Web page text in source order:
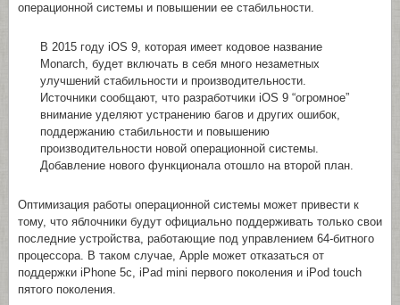
операционной системы и повышении ее стабильности.
В 2015 году iOS 9, которая имеет кодовое название
Monarch, будет включать в себя много незаметных
улучшений стабильности и производительности.
Источники сообщают, что разработчики iOS 9 “огромное”
внимание уделяют устранению багов и других ошибок,
поддержанию стабильности и повышению
производительности новой операционной системы.
Добавление нового функционала отошло на второй план.
Оптимизация работы операционной системы может привести к
тому, что яблочники будут официально поддерживать только свои
последние устройства, работающие под управлением 64-битного
процессора. В таком случае, Apple может отказаться от
поддержки iPhone 5с, iPad mini первого поколения и iPod touch
пятого поколения.